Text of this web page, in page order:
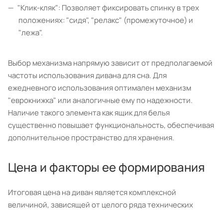
"Клик-кляк": Позволяет фиксировать спинку в трех
положениях: "сидя", "релакс" (промежуточное) и
"лежа".
Выбор механизма напрямую зависит от предполагаемой
частоты использования дивана для сна. Для
ежедневного использования оптимален механизм
"еврокнижка" или аналогичные ему по надежности.
Наличие такого элемента как ящик для белья
существенно повышает функциональность, обеспечивая
дополнительное пространство для хранения.
Цена и факторы ее формирования
Итоговая цена на диван является комплексной
величиной, зависящей от целого ряда технических